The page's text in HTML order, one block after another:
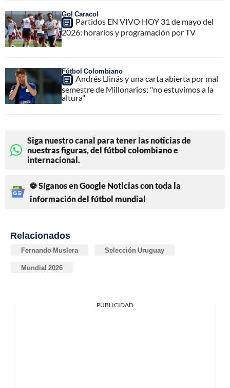
Gol Caracol
Partidos EN VIVO HOY 31 de mayo del
2026: horarios y programación por TV
Fútbol Colombiano
Andrés Llinás y una carta abierta por mal
semestre de Millonarios; "no estuvimos a la
altura"
Siga nuestro canal para tener las noticias de
nuestras figuras, del fútbol colombiano e
internacional.
⚽ Síganos en Google Noticias con toda la
información del fútbol mundial
Relacionados
Fernando Muslera Selección Uruguay
Mundial 2026
PUBLICIDAD